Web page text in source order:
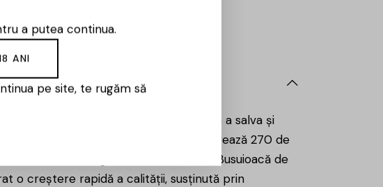
Daniel Panaite, cu misiunea de a salva și
comuna Răducăneni, crama administrează 270 de
de origine controlată DOC Busuioacă de
o creștere rapidă a calității, susținută prin
a putea continua.
ANI
pe site, te rugăm să